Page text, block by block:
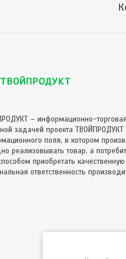
– информационно-
задачей проекта ТВОЙПРОДУКТ
поля, в котором
реализовывать товар, а
приобретать
ответственность